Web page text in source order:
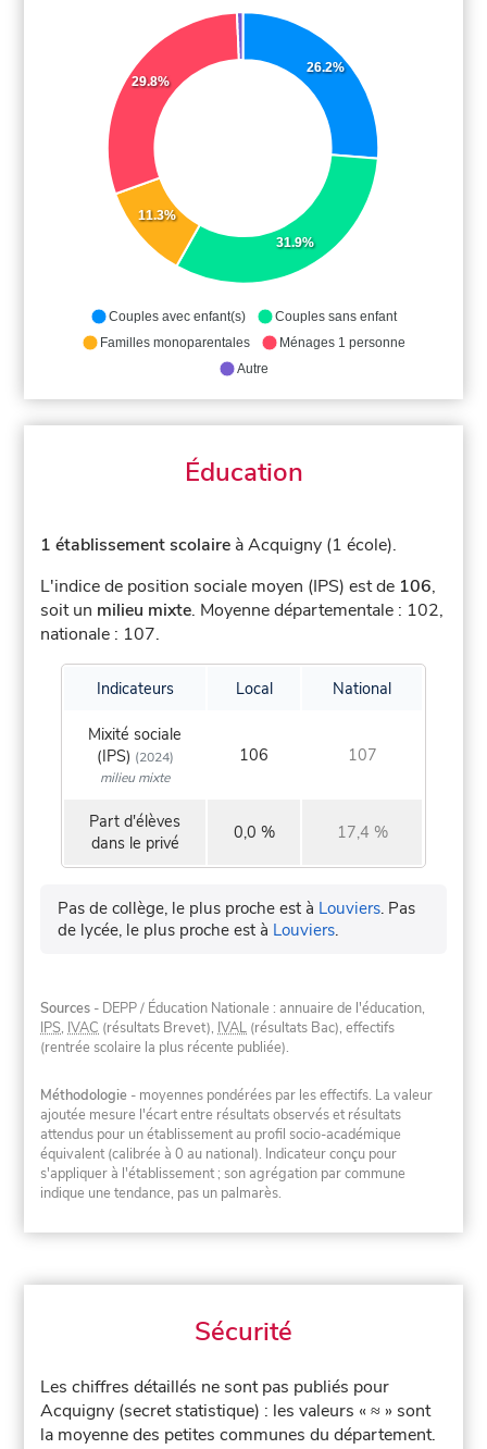
26.2%
31.9%
11.3%
29.8%
Couples avec enfant(s)
Couples sans enfant
Familles monoparentales
Ménages 1 personne
Autre
Éducation
1 établissement scolaire à Acquigny (1 école).
L'indice de position sociale moyen (IPS) est de 106,
soit un milieu mixte. Moyenne départementale : 102,
nationale : 107.
Indicateurs Local National
Mixité sociale
(IPS) (2024)
milieu mixte
106 107
Part d'élèves
dans le privé
0,0 % 17,4 %
Pas de collège, le plus proche est à Louviers. Pas
de lycée, le plus proche est à Louviers.
Sources - DEPP / Éducation Nationale : annuaire de l'éducation,
IPS, IVAC (résultats Brevet), IVAL (résultats Bac), effectifs
(rentrée scolaire la plus récente publiée).
Méthodologie - moyennes pondérées par les effectifs. La valeur
ajoutée mesure l'écart entre résultats observés et résultats
attendus pour un établissement au profil socio-académique
équivalent (calibrée à 0 au national). Indicateur conçu pour
s'appliquer à l'établissement ; son agrégation par commune
indique une tendance, pas un palmarès.
Sécurité
Les chiffres détaillés ne sont pas publiés pour
Acquigny (secret statistique) : les valeurs « ≈ » sont
la moyenne des petites communes du département.